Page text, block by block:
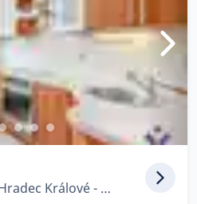
Za Škodovkou 156/80, Hradec Králové - Kukleny